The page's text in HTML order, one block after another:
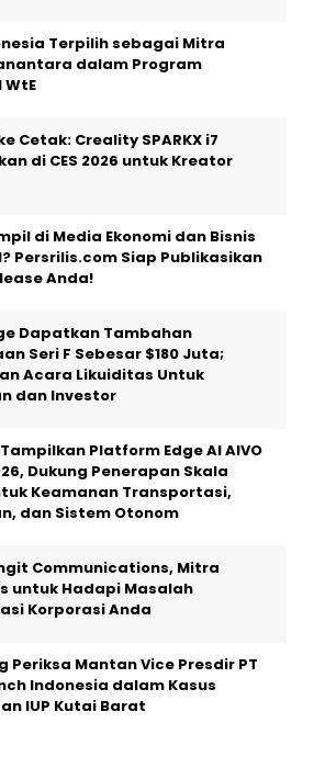
Terpilih sebagai Mitra
dalam Program
WtE
Cetak: Creality SPARKX i7
di CES 2026 untuk Kreator
di Media Ekonomi dan Bisnis
Persrilis.com Siap Publikasikan
Anda!
Dapatkan Tambahan
Seri F Sebesar $180 Juta;
Acara Likuiditas Untuk
dan Investor
Tampilkan Platform Edge AI AIVO
Dukung Penerapan Skala
Keamanan Transportasi,
dan Sistem Otonom
Communications, Mitra
untuk Hadapi Masalah
Korporasi Anda
Periksa Mantan Vice Presdir PT
Indonesia dalam Kasus
IUP Kutai Barat